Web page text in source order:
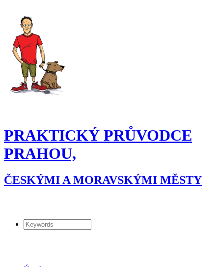
PRAKTICKÝ PRŮVODCE
PRAHOU,
ČESKÝMI A MORAVSKÝMI MĚSTY